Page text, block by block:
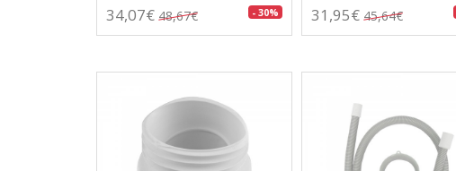
34,07€ 48,67€ - 30% 31,95€ 45,64€